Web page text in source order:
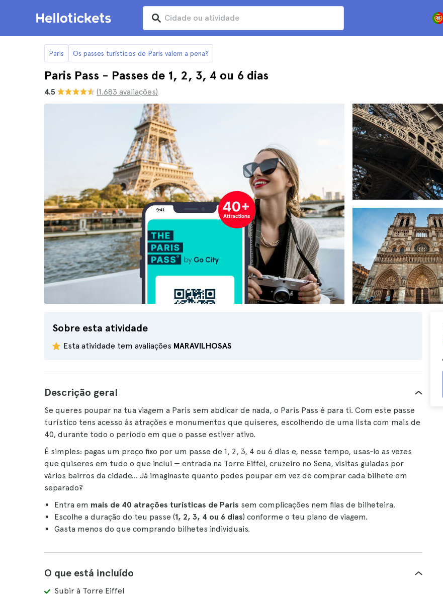
Paris Os passes turísticos de Paris valem a pena?
Paris Pass - Passes de 1, 2, 3, 4 ou 6 dias
4.5 (1.683 avaliações)
Sobre esta atividade
Esta atividade tem avaliações MARAVILHOSAS
Descrição geral
Se queres poupar na tua viagem a Paris sem abdicar de nada, o Paris Pass é para ti. Com este passe
turístico tens acesso às atrações e monumentos que quiseres, escolhendo de uma lista com mais de
40, durante todo o período em que o passe estiver ativo.
É simples: pagas um preço fixo por um passe de 1, 2, 3, 4 ou 6 dias e, nesse tempo, usas‑lo as vezes
que quiseres em tudo o que inclui — entrada na Torre Eiffel, cruzeiro no Sena, visitas guiadas por
vários bairros da cidade... Já imaginaste quanto podes poupar em vez de comprar cada bilhete em
separado?
Entra em mais de 40 atrações turísticas de Paris sem complicações nem filas de bilheteira.
Escolhe a duração do teu passe (1, 2, 3, 4 ou 6 dias) conforme o teu plano de viagem.
Gasta menos do que comprando bilhetes individuais.
O que está incluído
Subir à Torre Eiffel